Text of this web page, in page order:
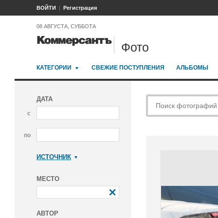
ВОЙТИ Регистрация
08 АВГУСТА, СУББОТА
Фото
КАТЕГОРИИ СВЕЖИЕ ПОСТУПЛЕНИЯ АЛЬБОМЫ
ДАТА
с
по
ИСТОЧНИК
МЕСТО
АВТОР